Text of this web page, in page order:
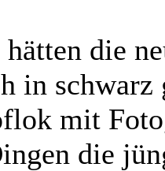
die
in schwarz
mit
die